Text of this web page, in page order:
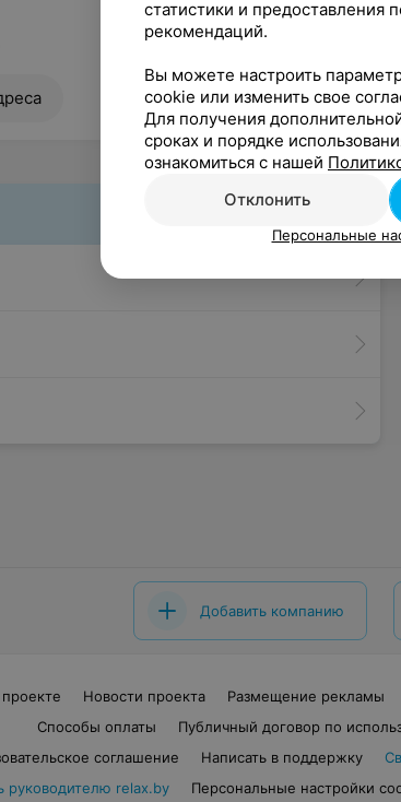
Добавить компанию
Новости проекта Размещение рекламы
Способы оплаты
Публичный договор по
соглашение
Написать в поддержку
руководителю relax.by
Персональные настройки
статистики и предоставления
рекомендаций.
Вы можете настроить
cookie или изменить свое
Для получения
сроках и порядке
ознакомиться с нашей
Отклонить
Персональные